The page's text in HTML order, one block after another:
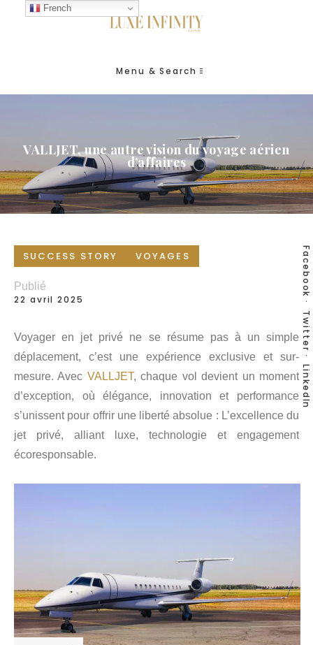
Menu & Search
VALLJET, une autre vision du voyage aérien
d’affaires
Facebook
Twitter
LinkedIn
SUCCESS STORY VOYAGES
Publié
22 avril 2025
Voyager en jet privé ne se résume pas à un simple
déplacement, c’est une expérience exclusive et sur-
mesure. Avec VALLJET, chaque vol devient un moment
d’exception, où élégance, innovation et performance
s’unissent pour offrir une liberté absolue : L’excellence du
jet privé, alliant luxe, technologie et engagement
écoresponsable.
French